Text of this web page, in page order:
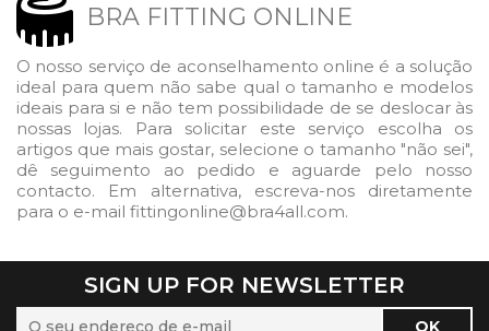
BRA FITTING ONLINE
O nosso serviço de aconselhamento online é a solução
ideal para quem não sabe qual o tamanho e modelos
ideais para si e não tem possibilidade de se deslocar às
nossas lojas. Para solicitar este serviço escolha os
artigos que mais gostar, selecione o tamanho "não sei",
dê seguimento ao pedido e aguarde pelo nosso
contacto. Em alternativa, escreva-nos diretamente
para o e-mail fittingonline@bra4all.com.
SIGN UP FOR NEWSLETTER